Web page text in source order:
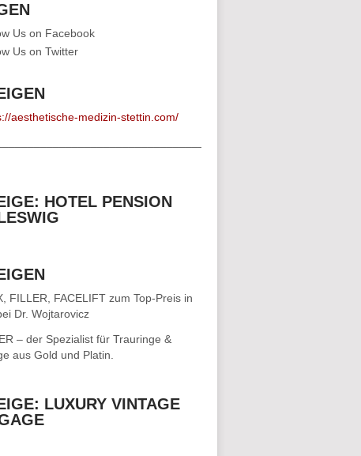
HOTEL PENSION
FILLER, FACELIFT zum Top-Preis in
Dr. Wojtarovicz
– der Spezialist für Trauringe &
aus Gold und Platin.
LUXURY VINTAGE